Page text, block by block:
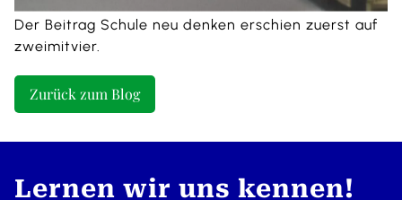
Der Beitrag Schule neu denken erschien zuerst auf
zweimitvier.
Zurück zum Blog
Lernen wir uns kennen!